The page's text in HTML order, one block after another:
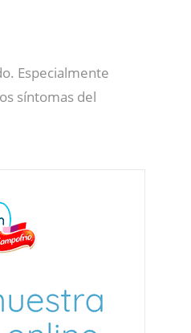
Especialmente
síntomas del